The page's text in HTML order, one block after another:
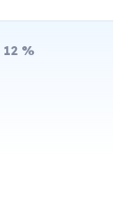
12 %